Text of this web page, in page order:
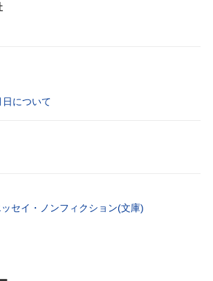
について
セイ・ノンフィクション(文庫)